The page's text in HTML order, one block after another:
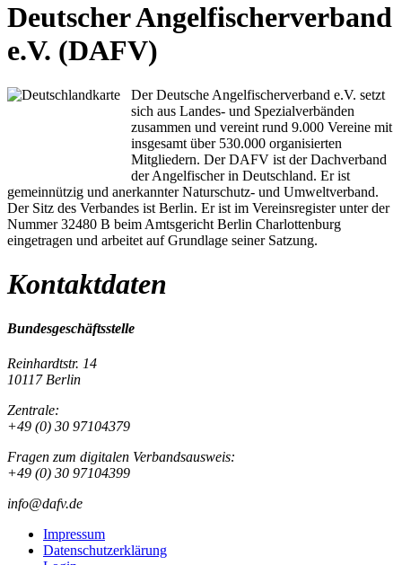
Deutscher Angelfischerverband
e.V. (DAFV)
Der Deutsche Angelfischerverband e.V. setzt
sich aus Landes- und Spezialverbänden
zusammen und vereint rund 9.000 Vereine mit
insgesamt über 530.000 organisierten
Mitgliedern. Der DAFV ist der Dachverband
der Angelfischer in Deutschland. Er ist
gemeinnützig und anerkannter Naturschutz- und Umweltverband.
Der Sitz des Verbandes ist Berlin. Er ist im Vereinsregister unter der
Nummer 32480 B beim Amtsgericht Berlin Charlottenburg
eingetragen und arbeitet auf Grundlage seiner Satzung.
Kontaktdaten
Bundesgeschäftsstelle
Reinhardtstr. 14
10117 Berlin
Zentrale:
+49 (0) 30 97104379
Fragen zum digitalen Verbandsausweis:
+49 (0) 30 97104399
info@dafv.de
Impressum
Datenschutzerklärung